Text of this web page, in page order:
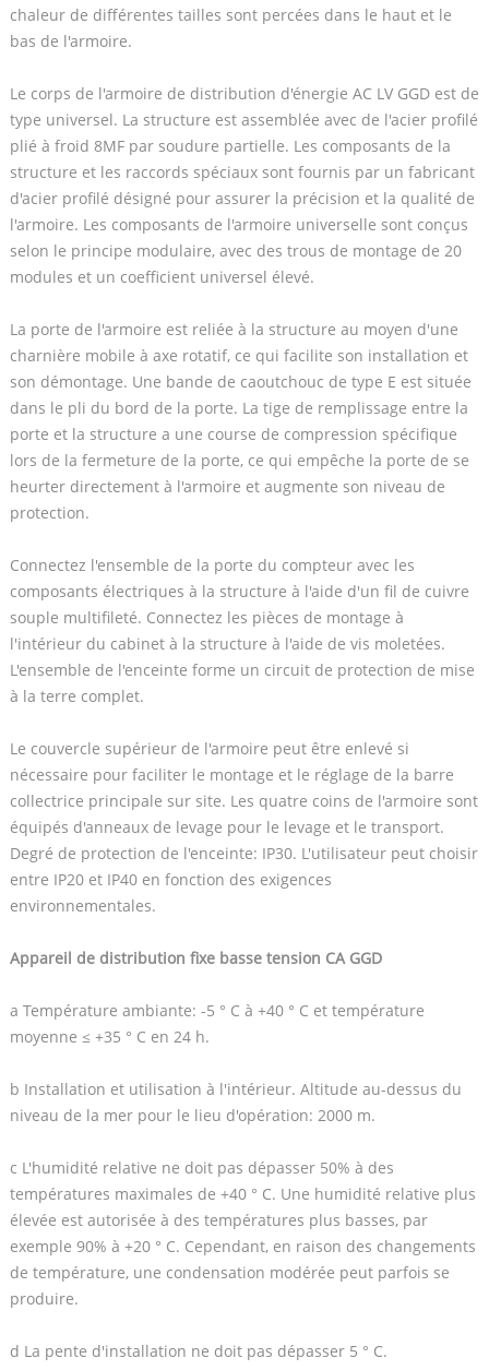
chaleur de différentes tailles sont percées dans le haut et le
bas de l'armoire.
Le corps de l'armoire de distribution d'énergie AC LV GGD est de
type universel. La structure est assemblée avec de l'acier profilé
plié à froid 8MF par soudure partielle. Les composants de la
structure et les raccords spéciaux sont fournis par un fabricant
d'acier profilé désigné pour assurer la précision et la qualité de
l'armoire. Les composants de l'armoire universelle sont conçus
selon le principe modulaire, avec des trous de montage de 20
modules et un coefficient universel élevé.
La porte de l'armoire est reliée à la structure au moyen d'une
charnière mobile à axe rotatif, ce qui facilite son installation et
son démontage. Une bande de caoutchouc de type E est située
dans le pli du bord de la porte. La tige de remplissage entre la
porte et la structure a une course de compression spécifique
lors de la fermeture de la porte, ce qui empêche la porte de se
heurter directement à l'armoire et augmente son niveau de
protection.
Connectez l'ensemble de la porte du compteur avec les
composants électriques à la structure à l'aide d'un fil de cuivre
souple multifileté. Connectez les pièces de montage à
l'intérieur du cabinet à la structure à l'aide de vis moletées.
L'ensemble de l'enceinte forme un circuit de protection de mise
à la terre complet.
Le couvercle supérieur de l'armoire peut être enlevé si
nécessaire pour faciliter le montage et le réglage de la barre
collectrice principale sur site. Les quatre coins de l'armoire sont
équipés d'anneaux de levage pour le levage et le transport.
Degré de protection de l'enceinte: IP30. L'utilisateur peut choisir
entre IP20 et IP40 en fonction des exigences
environnementales.
Appareil de distribution fixe basse tension CA GGD
a Température ambiante: -5 ° C à +40 ° C et température
moyenne ≤ +35 ° C en 24 h.
b Installation et utilisation à l'intérieur. Altitude au-dessus du
niveau de la mer pour le lieu d'opération: 2000 m.
c L'humidité relative ne doit pas dépasser 50% à des
températures maximales de +40 ° C. Une humidité relative plus
élevée est autorisée à des températures plus basses, par
exemple 90% à +20 ° C. Cependant, en raison des changements
de température, une condensation modérée peut parfois se
produire.
d La pente d'installation ne doit pas dépasser 5 ° C.